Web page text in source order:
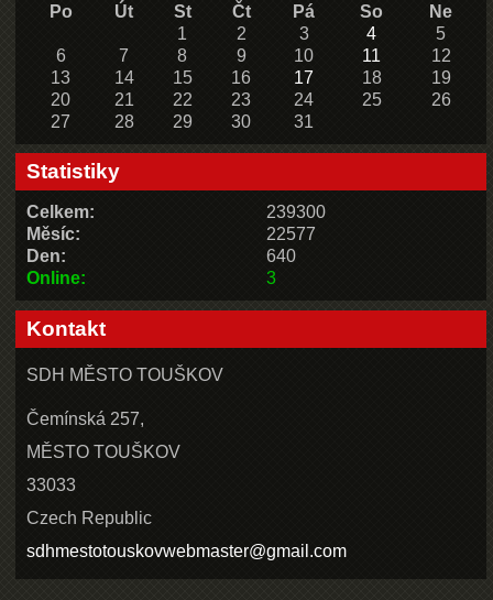
Po
Út St Čt Pá So
Ne
1
2 3 4
5
6
7 8 9 10 11
12
13
14 15 16 17 18
19
20
21 22 23 24 25
26
27
28 29 30 31
Statistiky
Online: 3
Celkem:
239300
Měsíc:
22577
Den:
640
Kontakt
SDH MĚSTO TOUŠKOV
Čemínská 257,
MĚSTO TOUŠKOV
33033
Czech Republic
sdhmestotouskovwebmaster@gmail.com